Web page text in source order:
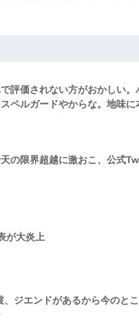
で評価されない方がおかしい
ペルガードやからな。地味
天の限界超越に激おこ、公式
が大炎上
、ジエンドがあるから今のと